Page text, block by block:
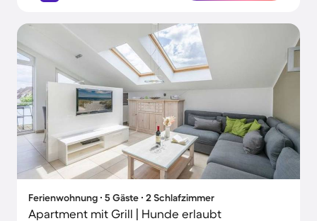
Ferienwohnung ∙ 5 Gäste ∙ 2 Schlafzimmer
Apartment mit Grill | Hunde erlaubt